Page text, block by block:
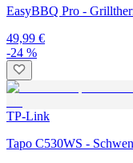
EasyBBQ Pro -
49,99 €
-24 %
TP-Link
Tapo C530WS -